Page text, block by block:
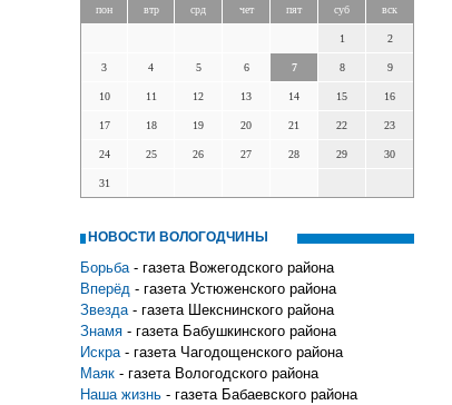
пон втр срд чет пят суб вск
1 2
3 4 5 6 7 8 9
10 11 12 13 14 15 16
17 18 19 20 21 22 23
24 25 26 27 28 29 30
31
НОВОСТИ ВОЛОГОДЧИНЫ
Борьба - газета Вожегодского района
Вперёд - газета Устюженского района
Звезда - газета Шекснинского района
Знамя - газета Бабушкинского района
Искра - газета Чагодощенского района
Маяк - газета Вологодского района
Наша жизнь - газета Бабаевского района